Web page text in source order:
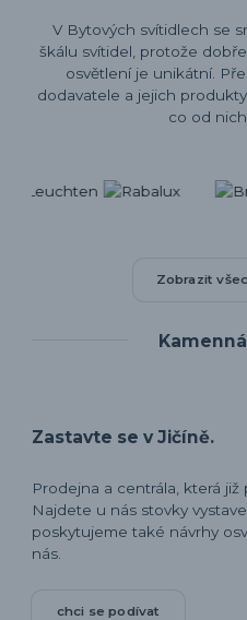
V Bytových svítidlech se
škálu svítidel, protože
osvětlení je unikátní.
dodavatele a jejich
co od
Zobrazit
Zastavte se v Jičíně.
Prodejna a centrála, která již
Najdete u nás stovky
poskytujeme také návrhy
nás.
chci se podívat